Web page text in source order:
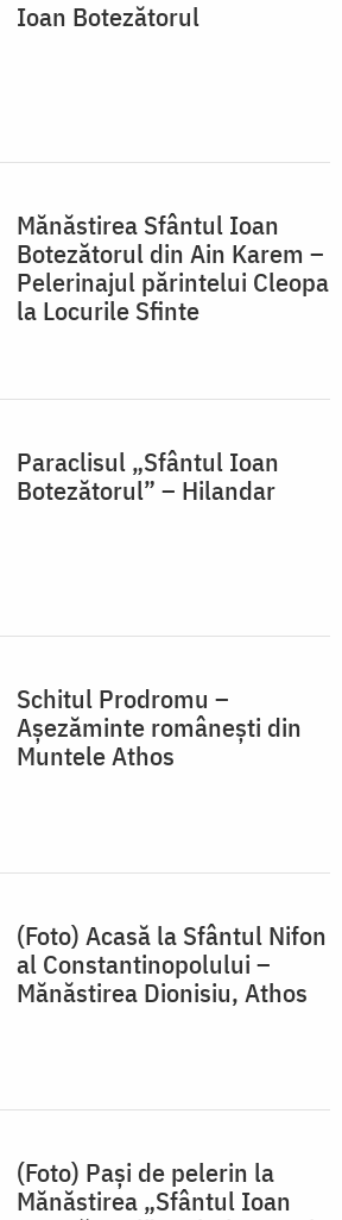
Ioan Botezătorul
Mănăstirea Sfântul Ioan
Botezătorul din Ain Karem –
Pelerinajul părintelui Cleopa
la Locurile Sfinte
Paraclisul „Sfântul Ioan
Botezătorul” – Hilandar
Schitul Prodromu –
Așezăminte românești din
Muntele Athos
(Foto) Acasă la Sfântul Nifon
al Constantinopolului –
Mănăstirea Dionisiu, Athos
(Foto) Pași de pelerin la
Mănăstirea „Sfântul Ioan